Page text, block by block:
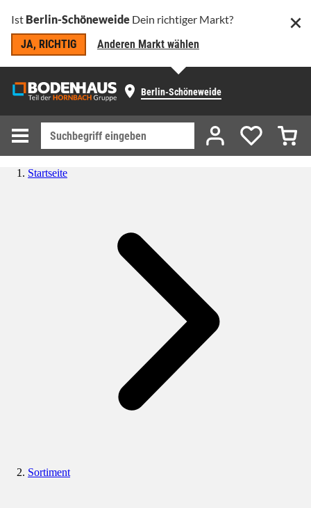
Ist Berlin-Schöneweide Dein richtiger Markt?
JA, RICHTIG
Anderen Markt wählen
Berlin-Schöneweide
Startseite
Sortiment